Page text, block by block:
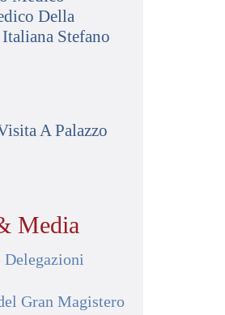
Della
Stefano
A Palazzo
Media
Gran Magistero